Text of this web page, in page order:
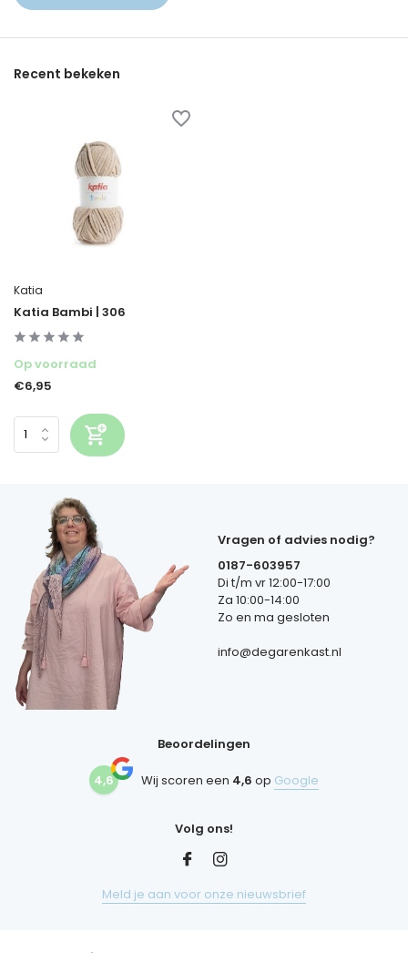
Recent bekeken
Katia
Katia Bambi | 306
Op voorraad
€6,95
Vragen of advies nodig?
0187-603957
Di t/m vr 12:00-17:00
Za 10:00-14:00
Zo en ma gesloten
info@degarenkast.nl
Beoordelingen
4,6 Wij scoren een 4,6 op Google
Volg ons!
Meld je aan voor onze nieuwsbrief